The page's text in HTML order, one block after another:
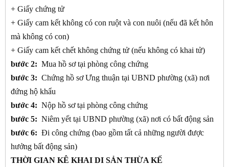
+ Giấy chứng tử
+ Giấy cam kết không có con ruột và con nuôi (nếu đã kết hôn
mà không có con)
+ Giấy cam kết chết không chứng tử (nếu không có khai tử)
bước 2: Mua hồ sơ tại phòng công chứng
bước 3: Chứng hồ sơ Ưng thuận tại UBND phường (xã) nơi
đứng hộ khẩu
bước 4: Nộp hồ sơ tại phòng công chứng
bước 5: Niêm yết tại UBND phường (xã) nơi có bất động sản
bước 6: Đi công chứng (bao gồm tất cả những người được
hưởng bất động sản)
THỜI GIAN KÊ KHAI DI SẢN THỪA KẾ